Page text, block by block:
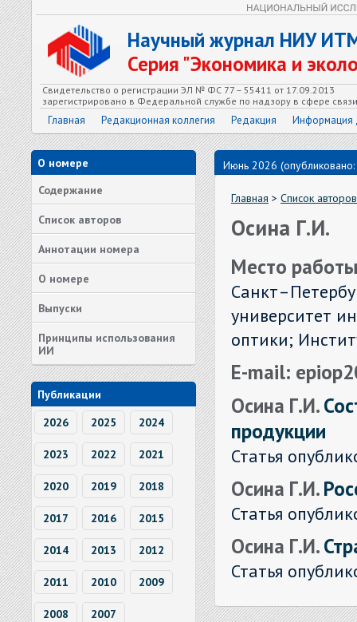
Научный журнал НИУ
Серия "Экономика и
Свидетельство о регистрации ЭЛ № ФС 77 – 55411 от 17.09.2013
зарегистрировано в Федеральной службе по надзору в сфере
Главная Редакционная коллегия Редакция Информация
О номере
Содержание
Список авторов
Аннотации номера
О номере
Выпуски
Принципы использования
ИИ
Публикации
2026
2025 2024
2023 2022 2021
2020 2019 2018
2017 2016 2015
2014 2013 2012
2011 2010 2009
2008 2007
Июнь 2026
Главная > Список авторов
Осина Г.И.
Место
университет
оптики;
E-mail:
Осина Г.И.
продукции
Статья
Осина Г.И.
Статья
Осина Г.И.
Статья